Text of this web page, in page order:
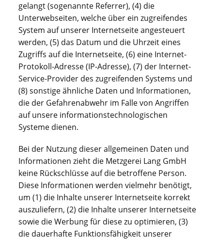
gelangt (sogenannte Referrer), (4) die
Unterwebseiten, welche über ein zugreifendes
System auf unserer Internetseite angesteuert
werden, (5) das Datum und die Uhrzeit eines
Zugriffs auf die Internetseite, (6) eine Internet-
Protokoll-Adresse (IP-Adresse), (7) der Internet-
Service-Provider des zugreifenden Systems und
(8) sonstige ähnliche Daten und Informationen,
die der Gefahrenabwehr im Falle von Angriffen
auf unsere informationstechnologischen
Systeme dienen.
Bei der Nutzung dieser allgemeinen Daten und
Informationen zieht die Metzgerei Lang GmbH
keine Rückschlüsse auf die betroffene Person.
Diese Informationen werden vielmehr benötigt,
um (1) die Inhalte unserer Internetseite korrekt
auszuliefern, (2) die Inhalte unserer Internetseite
sowie die Werbung für diese zu optimieren, (3)
die dauerhafte Funktionsfähigkeit unserer